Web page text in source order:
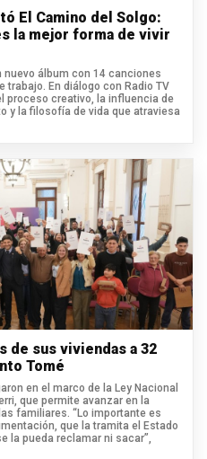
El Camino del Solgo:
la mejor forma de vivir
álbum con 14 canciones
En diálogo con Radio TV
proceso creativo, la influencia de
y la filosofía de vida que atraviesa
de sus viviendas a 32
Tomé
en el marco de la Ley Nacional
que permite avanzar en la
familiares. “Lo importante es
que la tramita el Estado
la pueda reclamar ni sacar”,